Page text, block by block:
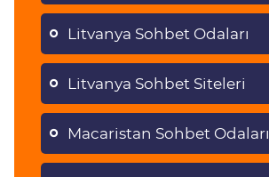
Litvanya Sohbet Odaları
Litvanya Sohbet Siteleri
Macaristan Sohbet Odaları